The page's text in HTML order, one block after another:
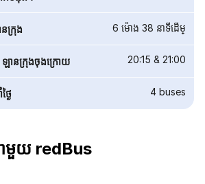
ក្រុង 6 ម៉ោង 38 នាទី​ដើម្
ានក្រុងចុងក្រោយ 20:15 & 21:00
ងៃ 4 buses
ាមួយ redBus